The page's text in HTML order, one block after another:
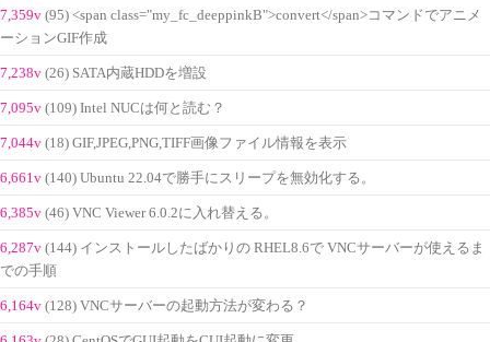
7,359v (95) <span class="my_fc_deeppinkB">convert</span>コマンドでアニメ
ーションGIF作成
7,238v (26) SATA内蔵HDDを増設
7,095v (109) Intel NUCは何と読む？
7,044v (18) GIF,JPEG,PNG,TIFF画像ファイル情報を表示
6,661v (140) Ubuntu 22.04で勝手にスリープを無効化する。
6,385v (46) VNC Viewer 6.0.2に入れ替える。
6,287v (144) インストールしたばかりの RHEL8.6で VNCサーバーが使えるま
での手順
6,164v (128) VNCサーバーの起動方法が変わる？